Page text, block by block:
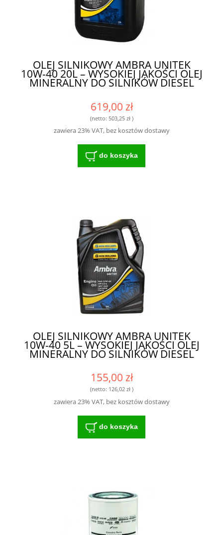
OLEJ SILNIKOWY AMBRA UNITEK
10W-40 20L – WYSOKIEJ JAKOŚCI OLEJ
MINERALNY DO SILNIKÓW DIESEL
619,00 zł
(netto: 503,25 zł)
zawiera 23% VAT, bez kosztów dostawy
do koszyka
OLEJ SILNIKOWY AMBRA UNITEK
10W-40 5L – WYSOKIEJ JAKOŚCI OLEJ
MINERALNY DO SILNIKÓW DIESEL
155,00 zł
(netto: 126,02 zł)
zawiera 23% VAT, bez kosztów dostawy
do koszyka